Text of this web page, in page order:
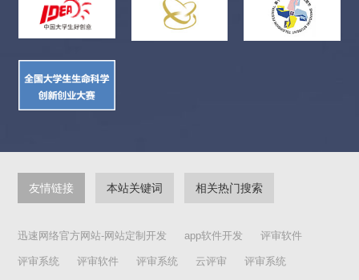
友情链接 本站关键词 相关热门搜索
迅速网络官方网站-网站定制开发 app软件开发 评审软件
评审系统 评审软件 评审系统 云评审 评审系统